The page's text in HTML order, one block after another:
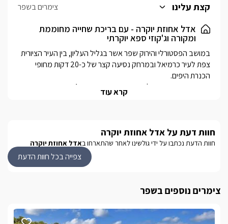
עוד בבקתה חדר רחצה הכולל מוצרי טואלטיקה, מגבות רכות וחלוקי
רחצה.
כל אחת מהבקתות ממוזגת היטב ועם חיבור לאינטרנט אלחוטי.
קצת עלינו צימרים בשפר
אדל אחוזת יוקרה - עם בריכת שחייה מחוממת
ומקורה וג'קוזי ספא יוקרתי
ואיכותי מול הנוף ופינות ישיבה יוקרתיות ומפוארות.
חדר ילדים נפרד כך שהם מתאימות גם לנופש זוגי וגם לחופשה
קרא עוד
חוות דעת על אדל אחוזת יוקרה
חוות הדעת נכתבו על ידי גולשינו לאחר שהתארחו באדל אחוזת יוקרה
צפייה בכל חוות הדעת
צימרים נוספים בשפר